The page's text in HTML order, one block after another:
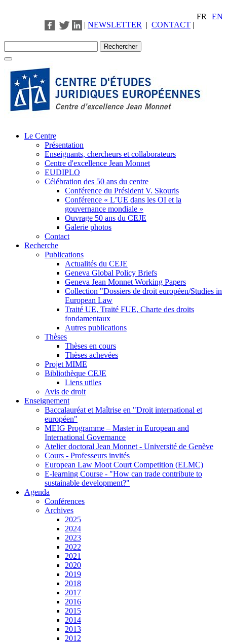
FR
EN
| NEWSLETTER | CONTACT |
Le Centre
Présentation
Enseignants, chercheurs et collaborateurs
Centre d'excellence Jean Monnet
EUDIPLO
Célébration des 50 ans du centre
Conférence du Président V. Skouris
Conférence « L’UE dans les OI et la
gouvernance mondiale »
Ouvrage 50 ans du CEJE
Galerie photos
Contact
Recherche
Publications
Actualités du CEJE
Geneva Global Policy Briefs
Geneva Jean Monnet Working Papers
Collection "Dossiers de droit européen/Studies in
European Law
Traité UE, Traité FUE, Charte des droits
fondamentaux
Autres publications
Thèses
Thèses en cours
Thèses achevées
Projet MIME
Bibliothèque CEJE
Liens utiles
Avis de droit
Enseignement
Baccalauréat et Maîtrise en "Droit international et
européen"
MEIG Programme – Master in European and
International Governance
Atelier doctoral Jean Monnet - Université de Genève
Cours - Professeurs invités
European Law Moot Court Competition (ELMC)
E-learning Course - "How can trade contribute to
sustainable development?"
Agenda
Conférences
Archives
2025
2024
2023
2022
2021
2020
2019
2018
2017
2016
2015
2014
2013
2012